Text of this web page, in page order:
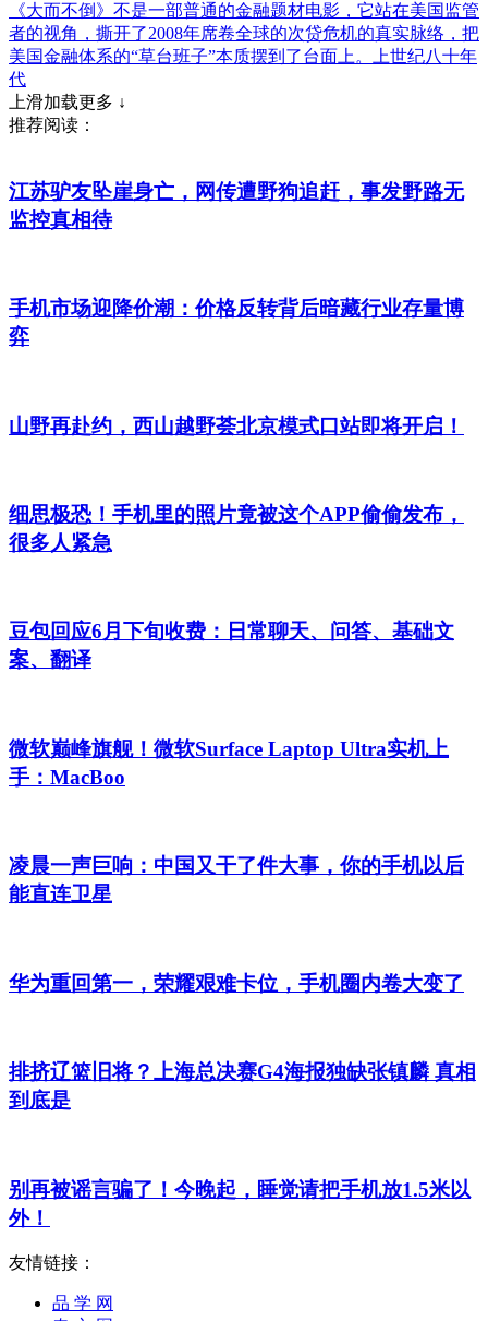
《大而不倒》不是一部普通的金融题材电影，它站在美国监管
者的视角，撕开了2008年席卷全球的次贷危机的真实脉络，把
美国金融体系的“草台班子”本质摆到了台面上。上世纪八十年
代
上滑加载更多 ↓
推荐阅读：
江苏驴友坠崖身亡，网传遭野狗追赶，事发野路无
监控真相待
手机市场迎降价潮：价格反转背后暗藏行业存量博
弈
山野再赴约，西山越野荟北京模式口站即将开启！
细思极恐！手机里的照片竟被这个APP偷偷发布，
很多人紧急
豆包回应6月下旬收费：日常聊天、问答、基础文
案、翻译
微软巅峰旗舰！微软Surface Laptop Ultra实机上
手：MacBoo
凌晨一声巨响：中国又干了件大事，你的手机以后
能直连卫星
华为重回第一，荣耀艰难卡位，手机圈内卷大变了
排挤辽篮旧将？上海总决赛G4海报独缺张镇麟 真相
到底是
别再被谣言骗了！今晚起，睡觉请把手机放1.5米以
外！
友情链接：
品 学 网